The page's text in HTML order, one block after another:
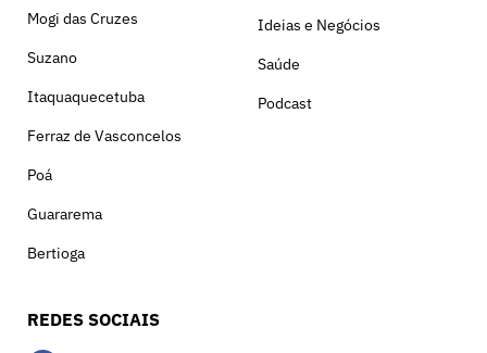
Mogi das Cruzes
Suzano
Itaquaquecetuba
Ferraz de Vasconcelos
Poá
Guararema
Bertioga
Ideias e Negócios
Saúde
Podcast
REDES SOCIAIS